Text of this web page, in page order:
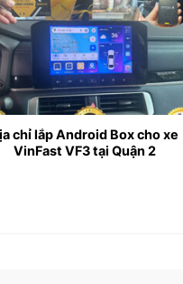
biến lùi cho xe
lùi xe ô tô, việc quan sát
biến lùi cho xe Vinfast
chỉ lắp Android Box cho xe
VinFast VF3 tại Quận 2